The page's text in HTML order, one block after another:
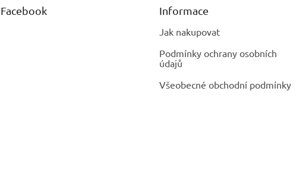
Facebook Informace
Jak nakupovat
Podmínky ochrany osobních
údajů
Všeobecné obchodní podmínky